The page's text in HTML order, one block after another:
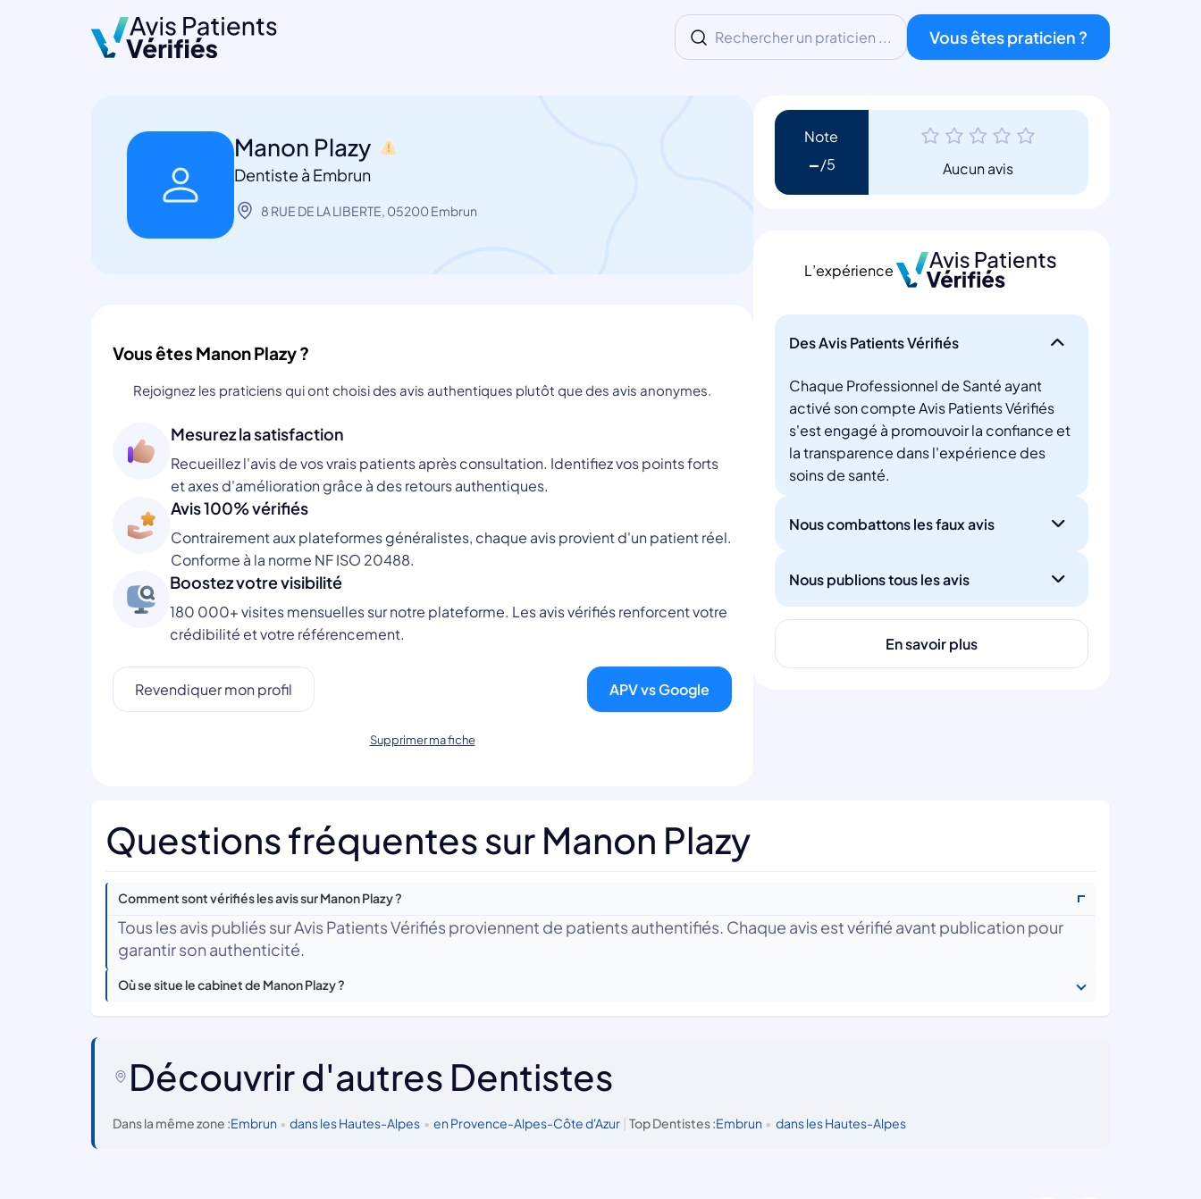
Rechercher un praticien ... Vous êtes praticien ?
Manon Plazy
Dentiste à Embrun
8 RUE DE LA LIBERTE, 05200 Embrun
Vous êtes Manon Plazy ?
Rejoignez les praticiens qui ont choisi des avis authentiques plutôt que des avis anonymes.
Mesurez la satisfaction
Recueillez l'avis de vos vrais patients après consultation. Identifiez vos points forts
et axes d'amélioration grâce à des retours authentiques.
Avis 100% vérifiés
Contrairement aux plateformes généralistes, chaque avis provient d'un patient réel.
Conforme à la norme NF ISO 20488.
Boostez votre visibilité
180 000+ visites mensuelles sur notre plateforme. Les avis vérifiés renforcent votre
crédibilité et votre référencement.
Revendiquer mon profil APV vs Google
Supprimer ma fiche
Note
- Aucun avis
L’expérience
Des Avis Patients Vérifiés
Chaque Professionnel de Santé ayant
activé son compte Avis Patients Vérifiés
s'est engagé à promouvoir la confiance et
la transparence dans l'expérience des
soins de santé.
Nous combattons les faux avis
Nous publions tous les avis
En savoir plus
Questions fréquentes sur Manon Plazy
Comment sont vérifiés les avis sur Manon Plazy ?
Tous les avis publiés sur Avis Patients Vérifiés proviennent de patients authentifiés. Chaque avis est vérifié avant publication pour
garantir son authenticité.
Où se situe le cabinet de Manon Plazy ?
Découvrir d'autres Dentistes
Dans la même zone :Embrun • dans les Hautes-Alpes • en Provence-Alpes-Côte d'Azur | Top Dentistes :Embrun • dans les Hautes-Alpes